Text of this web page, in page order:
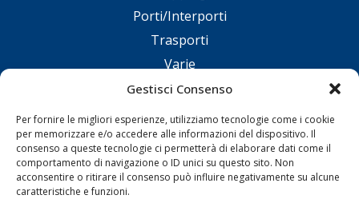
Gestisci Consenso
Per fornire le migliori esperienze, utilizziamo tecnologie come i cookie
per memorizzare e/o accedere alle informazioni del dispositivo. Il
consenso a queste tecnologie ci permetterà di elaborare dati come il
comportamento di navigazione o ID unici su questo sito. Non
acconsentire o ritirare il consenso può influire negativamente su alcune
caratteristiche e funzioni.
Porti/Interporti
Trasporti
Varie
Sostenibilità
Compagnie di Navigazione
Blue economy
Diporto
Chi siamo